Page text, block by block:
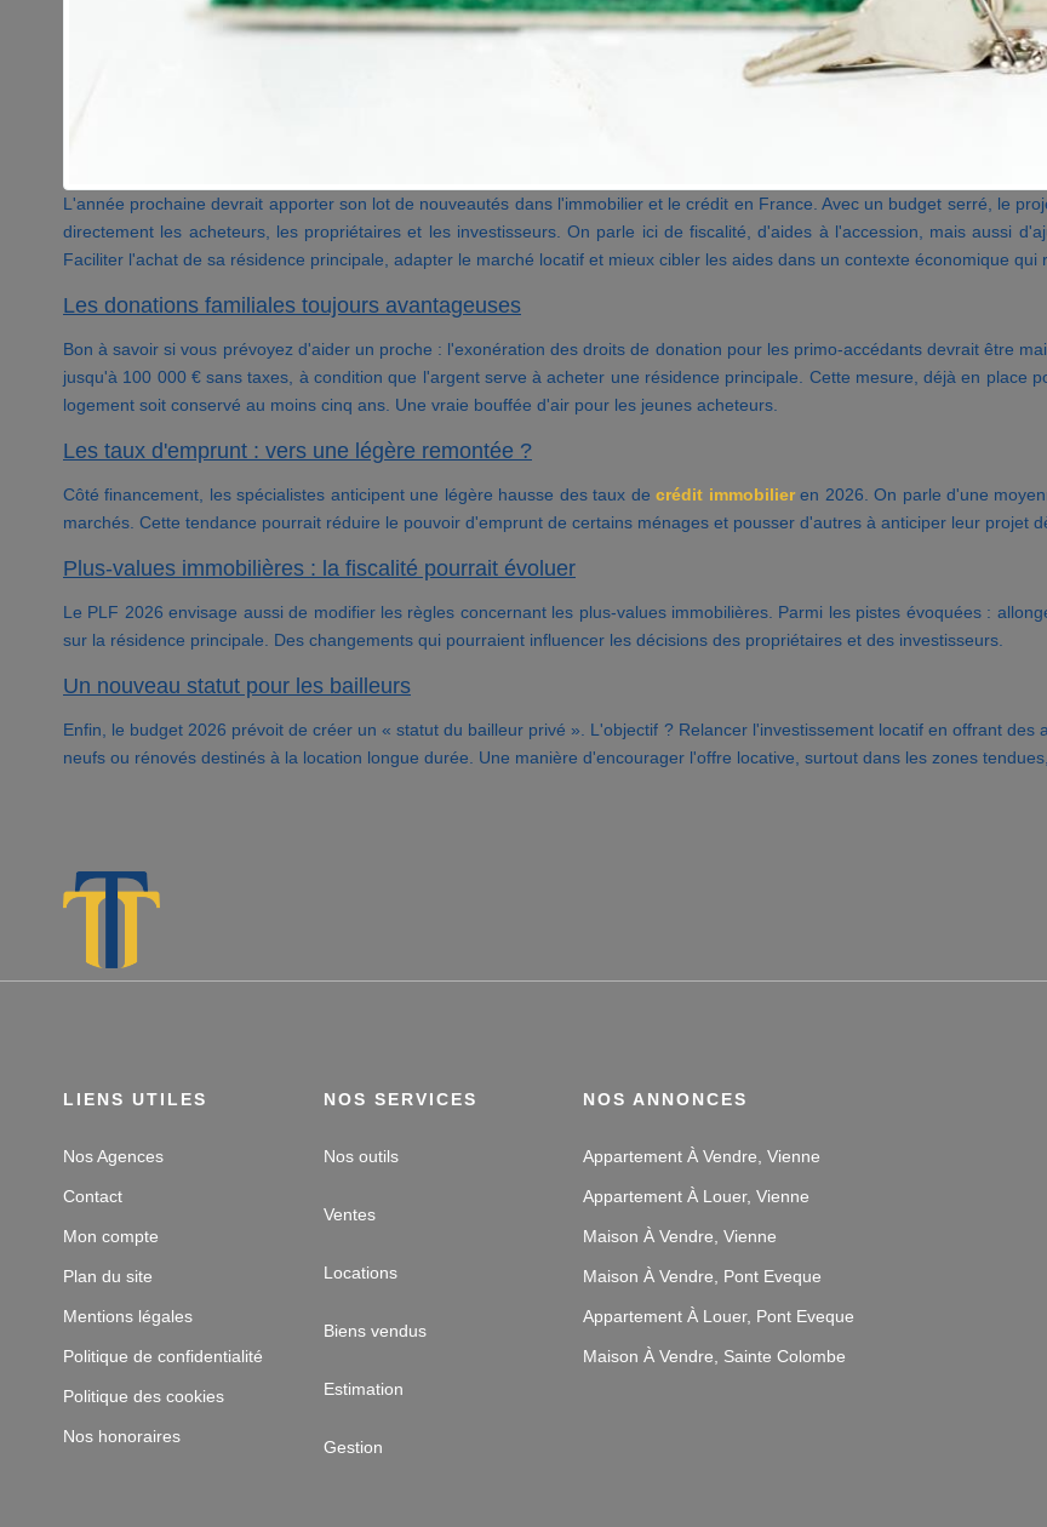
L'année prochaine devrait apporter son lot de nouveautés dans l'immobilier et le crédit en France. Avec un budget serré, le
directement les acheteurs, les propriétaires et les investisseurs. On parle ici de fiscalité, d'aides à l'accession, mais aussi
Faciliter l'achat de sa résidence principale, adapter le marché locatif et mieux cibler les aides dans un contexte économique qui
Les donations familiales toujours avantageuses
Bon à savoir si vous prévoyez d'aider un proche : l'exonération des droits de donation pour les primo-accédants devrait être
jusqu'à 100 000 € sans taxes, à condition que l'argent serve à acheter une résidence principale. Cette mesure, déjà en place
logement soit conservé au moins cinq ans. Une vraie bouffée d'air pour les jeunes acheteurs.
Les taux d'emprunt : vers une légère remontée ?
Côté financement, les spécialistes anticipent une légère hausse des taux decrédit immobilieren 2026. On parle d'une
marchés. Cette tendance pourrait réduire le pouvoir d'emprunt de certains ménages et pousser d'autres à anticiper leur projet
Plus-values immobilières : la fiscalité pourrait évoluer
Le PLF 2026 envisage aussi de modifier les règles concernant les plus-values immobilières. Parmi les pistes évoquées :
sur la résidence principale. Des changements qui pourraient influencer les décisions des propriétaires et des investisseurs.
Un nouveau statut pour les bailleurs
Enfin, le budget 2026 prévoit de créer un « statut du bailleur privé ». L'objectif ? Relancer l'investissement locatif en offrant
neufs ou rénovés destinés à la location longue durée. Une manière d'encourager l'offre locative, surtout dans les zones
LIENS UTILES
Nos Agences
Contact
Mon compte
Plan du site
Mentions légales
Politique de confidentialité
Politique des cookies
Nos honoraires
NOS SERVICES
Nos outils
Ventes
Locations
Biens vendus
Estimation
Gestion
NOS ANNONCES
Appartement À Vendre, Vienne
Appartement À Louer, Vienne
Maison À Vendre, Vienne
Maison À Vendre, Pont Eveque
Appartement À Louer, Pont Eveque
Maison À Vendre, Sainte Colombe